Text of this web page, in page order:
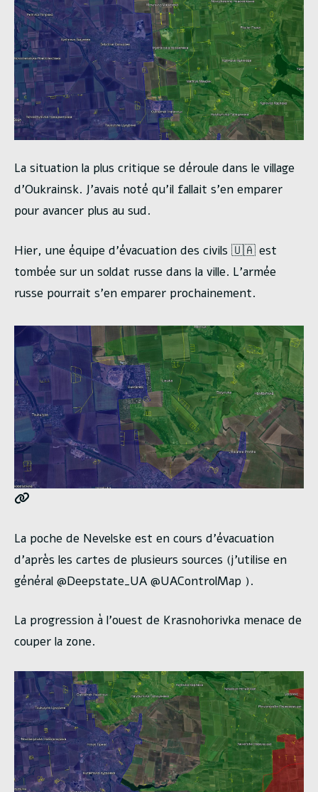
La situation la plus critique se déroule dans le village
d’Oukrainsk. J’avais noté qu’il fallait s’en emparer
pour avancer plus au sud.
Hier, une équipe d’évacuation des civils 🇺🇦 est
tombée sur un soldat russe dans la ville. L’armée
russe pourrait s’en emparer prochainement.
La poche de Nevelske est en cours d’évacuation
d’après les cartes de plusieurs sources (j’utilise en
général @Deepstate_UA @UAControlMap ).
La progression à l’ouest de Krasnohorivka menace de
couper la zone.